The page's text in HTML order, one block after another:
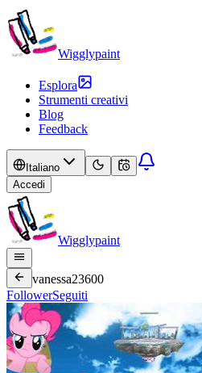
Wigglypaint
Esplora
Strumenti creativi
Blog
Feedback
Italiano
Accedi
Wigglypaint
vanessa23600
FollowerSeguiti